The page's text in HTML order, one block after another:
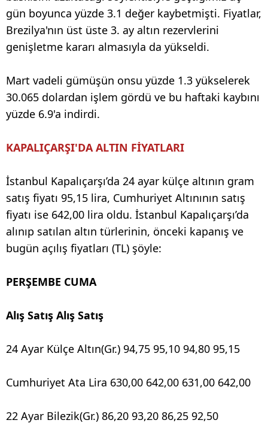
gün boyunca yüzde 3.1 değer kaybetmişti. Fiyatlar,
Brezilya'nın üst üste 3. ay altın rezervlerini
genişletme kararı almasıyla da yükseldi.
Mart vadeli gümüşün onsu yüzde 1.3 yükselerek
30.065 dolardan işlem gördü ve bu haftaki kaybını
yüzde 6.9'a indirdi.
KAPALIÇARŞI'DA ALTIN FİYATLARI
İstanbul Kapalıçarşı’da 24 ayar külçe altının gram
satış fiyatı 95,15 lira, Cumhuriyet Altınının satış
fiyatı ise 642,00 lira oldu. İstanbul Kapalıçarşı’da
alınıp satılan altın türlerinin, önceki kapanış ve
bugün açılış fiyatları (TL) şöyle:
PERŞEMBE CUMA
Alış Satış Alış Satış
24 Ayar Külçe Altın(Gr.) 94,75 95,10 94,80 95,15
Cumhuriyet Ata Lira 630,00 642,00 631,00 642,00
22 Ayar Bilezik(Gr.) 86,20 93,20 86,25 92,50